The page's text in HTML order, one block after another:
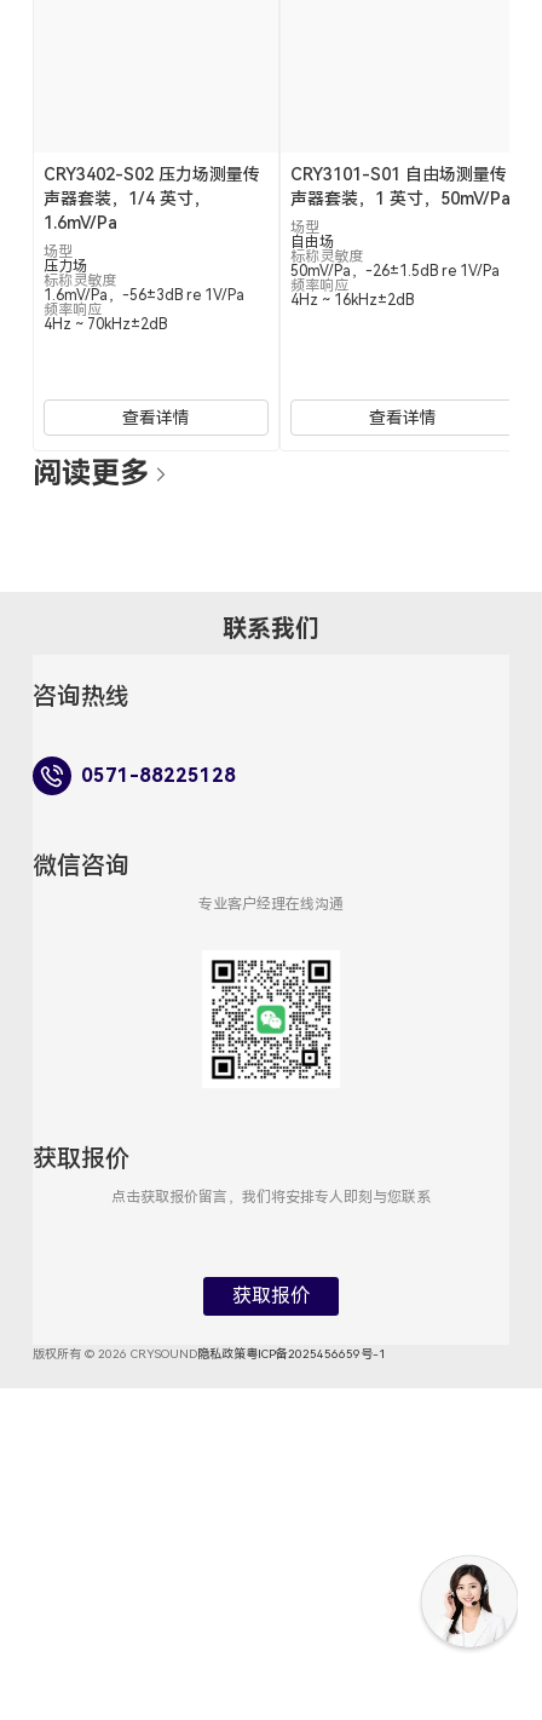
CRY3402-S02 压力场测量传
声器套装，1/4 英寸，
1.6mV/Pa
场型
压力场
标称灵敏度
1.6mV/Pa，-56±3dB re 1V/Pa
频率响应
4Hz ~ 70kHz±2dB
查看详情
CRY3101-S01 自由场测量传
声器套装，1 英寸，50mV/Pa
场型
自由场
标称灵敏度
50mV/Pa，-26±1.5dB re 1V/Pa
频率响应
4Hz ~ 16kHz±2dB
查看详情
阅读更多
联系我们
咨询热线
0571-88225128
微信咨询
专业客户经理在线沟通
获取报价
点击获取报价留言，我们将安排专人即刻与您联系
获取报价
版权所有 © 2026 CRYSOUND隐私政策粤ICP备2025456659号-1